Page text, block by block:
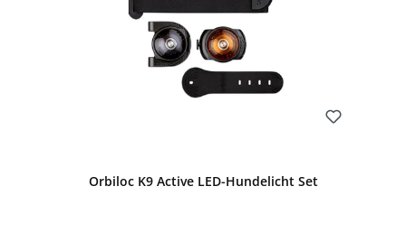
Orbiloc K9 Active LED-Hundelicht Set